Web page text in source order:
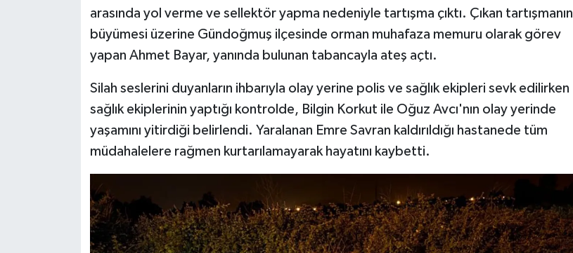
arasında yol verme ve sellektör yapma nedeniyle tartışma çıktı. Çıkan tartışmanın
büyümesi üzerine Gündoğmuş ilçesinde orman muhafaza memuru olarak görev
yapan Ahmet Bayar, yanında bulunan tabancayla ateş açtı.
Silah seslerini duyanların ihbarıyla olay yerine polis ve sağlık ekipleri sevk edilirken
sağlık ekiplerinin yaptığı kontrolde, Bilgin Korkut ile Oğuz Avcı'nın olay yerinde
yaşamını yitirdiği belirlendi. Yaralanan Emre Savran kaldırıldığı hastanede tüm
müdahalelere rağmen kurtarılamayarak hayatını kaybetti.